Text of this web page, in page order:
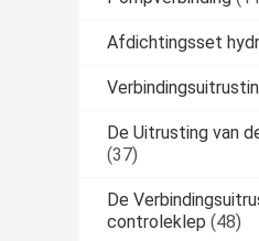
Afdichtingsset
De Uitrusting van
(37)
De
controleklep (48)